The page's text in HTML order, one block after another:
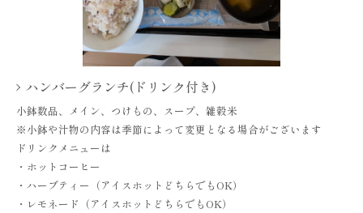
ハンバーグランチ(ドリンク付き)
小鉢数品、メイン、つけもの、スープ、雑穀米
※小鉢や汁物の内容は季節によって変更となる場合がございます
ドリンクメニューは
・ホットコーヒー
・ハーブティー（アイスホットどちらでもOK）
・レモネード（アイスホットどちらでもOK）